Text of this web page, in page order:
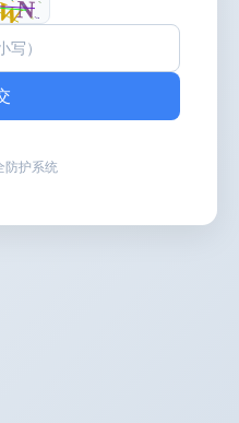
防护系统